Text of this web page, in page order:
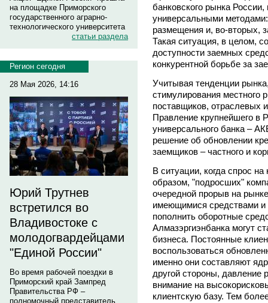
на площадке Приморского
государственного аграрно-
технологического университета
статьи раздела
Регион сегодня
28 Мая 2026, 14:16
Юрий Трутнев
встретился во
Владивостоке с
молодогвардейцами
"Единой России"
Во время рабочей поездки в
Приморский край Зампред
Правительства РФ –
полномочный представитель
банковского рынка
универсальными
размещения и, во-вторых,
Такая ситуация, в целом,
доступности заемных
конкурентной борьбе за
Учитывая тенденции
стимулирования местного
поставщиков, отраслевых
Правление крупнейшего в
универсального банка –
решение об обновлении
заемщиков – частного и
В ситуации, когда спрос на
образом, "подросших"
очередной прорыв на
имеющимися средствами и
пополнить оборотные
Алмазэргиэнбанка могут
бизнеса. Постоянные
воспользоваться
именно они составляют
другой стороны, давление
внимание на
клиентскую базу. Тем